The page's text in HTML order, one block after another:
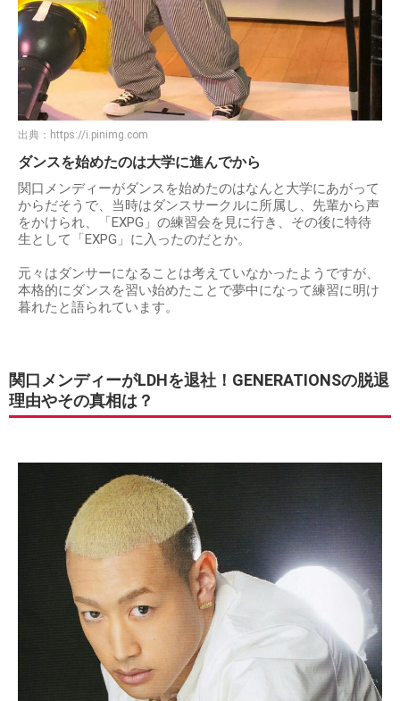
出典： https://i.pinimg.com
ダンスを始めたのは大学に進んでから
関口メンディーがダンスを始めたのはなんと大学にあがって
からだそうで、当時はダンスサークルに所属し、先輩から声
をかけられ、「EXPG」の練習会を見に行き、その後に特待
生として「EXPG」に入ったのだとか。
元々はダンサーになることは考えていなかったようですが、
本格的にダンスを習い始めたことで夢中になって練習に明け
暮れたと語られています。
関口メンディーがLDHを退社！GENERATIONSの脱退
理由やその真相は？